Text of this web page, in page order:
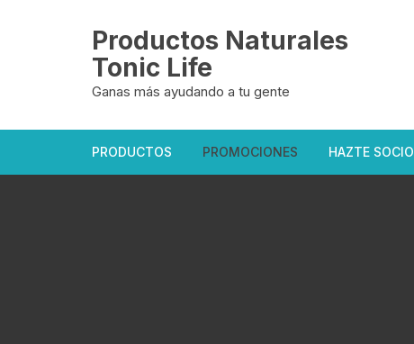
Productos Naturales
Tonic Life
Ganas más ayudando a tu gente
PRODUCTOS PROMOCIONES HAZTE SOCIO